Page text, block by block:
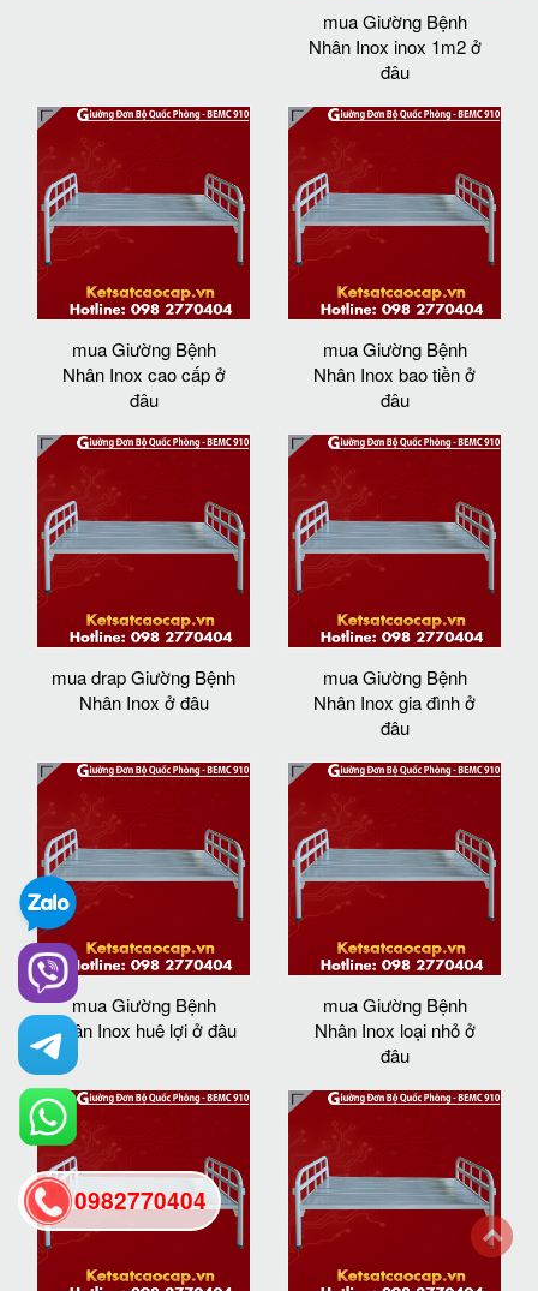
mua Giường Bệnh
Nhân Inox inox 1m2 ở
đâu
mua Giường Bệnh
Nhân Inox cao cấp ở
đâu
mua Giường Bệnh
Nhân Inox bao tiền ở
đâu
mua drap Giường Bệnh
Nhân Inox ở đâu
mua Giường Bệnh
Nhân Inox gia đình ở
đâu
mua Giường Bệnh
Nhân Inox huê lợi ở đâu
mua Giường Bệnh
Nhân Inox loại nhỏ ở
đâu
0982770404